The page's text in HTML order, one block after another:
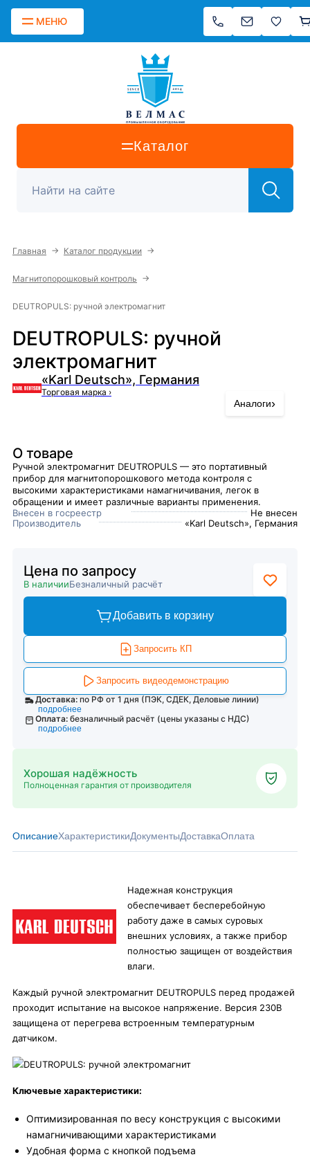
МЕНЮ
Каталог
Главная → Каталог продукции →
Магнитопорошковый контроль →
DEUTROPULS: ручной электромагнит
DEUTROPULS: ручной
электромагнит
«Karl Deutsch», Германия
Торговая марка ›
Аналоги›
О товаре
Ручной электромагнит DEUTROPULS — это портативный
прибор для магнитопорошкового метода контроля с
высокими характеристиками намагничивания, легок в
обращении и имеет различные варианты применения.
Внесен в госреестр
Не внесен
Производитель
«Karl Deutsch», Германия
Цена по запросу
В наличииБезналичный расчёт
Добавить в корзину
Запросить КП
Запросить видеодемонстрацию
Доставка: по РФ от 1 дня (ПЭК, СДЕК, Деловые линии)
подробнее
Оплата: безналичный расчёт (цены указаны с НДС)
подробнее
Хорошая надёжность
Полноценная гарантия от производителя
ОписаниеХарактеристикиДокументыДоставкаОплата
Надежная конструкция
обеспечивает бесперебойную
работу даже в самых суровых
внешних условиях, а также прибор
полностью защищен от воздействия
влаги.
Каждый ручной электромагнит DEUTROPULS перед продажей
проходит испытание на высокое напряжение. Версия 230В
защищена от перегрева встроенным температурным
датчиком.
Ключевые характеристики:
Оптимизированная по весу конструкция с высокими
намагничивающими характеристиками
Удобная форма с кнопкой подъема